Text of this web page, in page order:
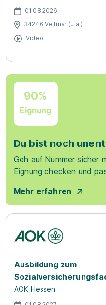
01.08.2026
34246 Vellmar (u.a.)
Video
90%
Eignung
Du bist noch
Geh auf Nummer sicher
Eignung checken und
Mehr erfahren
Ausbildung zum
AOK Hessen